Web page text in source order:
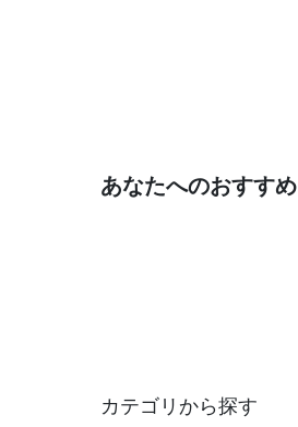
あなたへのおすすめ
カテゴリから探す